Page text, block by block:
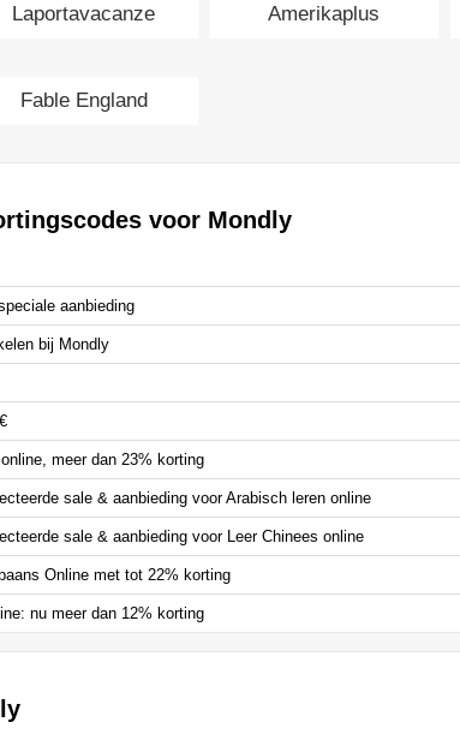
Laportavacanze Amerikaplus
Fable England
voor Mondly
aanbieding
bij Mondly
meer dan 23% korting
sale & aanbieding voor Arabisch leren online
sale & aanbieding voor Leer Chinees online
Online met tot 22% korting
nu meer dan 12% korting